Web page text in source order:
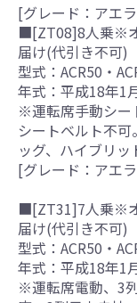
[グレード：アエ
■[ZT08]8人乗※
届け(代引き不可)
型式：ACR50・
年式：平成18年1
※運転席手動シー
シートベルト不
ッグ、ハイブリッ
[グレード：アエ
■[ZT31]7人乗※
届け(代引き不可)
型式：ACR50・
年式：平成18年1
※運転席電動、3